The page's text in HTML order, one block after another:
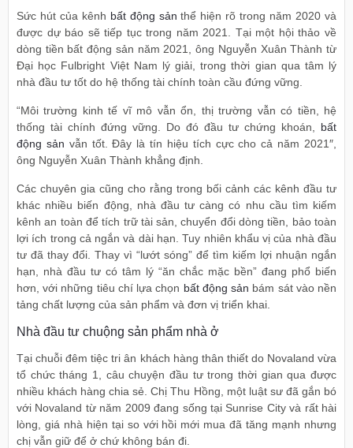
Sức hút của kênh bất động sản thể hiện rõ trong năm 2020 và
được dự báo sẽ tiếp tục trong năm 2021. Tại một hội thảo về
dòng tiền bất động sản năm 2021, ông Nguyễn Xuân Thành từ
Đại học Fulbright Việt Nam lý giải, trong thời gian qua tâm lý
nhà đầu tư tốt do hệ thống tài chính toàn cầu đứng vững.
“Môi trường kinh tế vĩ mô vẫn ổn, thị trường vẫn có tiền, hệ
thống tài chính đứng vững. Do đó đầu tư chứng khoán, bất
động sản vẫn tốt. Đây là tín hiệu tích cực cho cả năm 2021″,
ông Nguyễn Xuân Thành khẳng định.
Các chuyên gia cũng cho rằng trong bối cảnh các kênh đầu tư
khác nhiều biến động, nhà đầu tư càng có nhu cầu tìm kiếm
kênh an toàn để tích trữ tài sản, chuyển đổi dòng tiền, bảo toàn
lợi ích trong cả ngắn và dài hạn. Tuy nhiên khẩu vị của nhà đầu
tư đã thay đổi. Thay vì “lướt sóng” để tìm kiếm lợi nhuận ngắn
hạn, nhà đầu tư có tâm lý “ăn chắc mặc bền” đang phổ biến
hơn, với những tiêu chí lựa chọn bất động sản bám sát vào nền
tảng chất lượng của sản phẩm và đơn vị triển khai.
Nhà đầu tư chuộng sản phẩm nhà ở
Tại chuỗi đêm tiệc tri ân khách hàng thân thiết do Novaland vừa
tổ chức tháng 1, câu chuyện đầu tư trong thời gian qua được
nhiều khách hàng chia sẻ. Chị Thu Hồng, một luật sư đã gắn bó
với Novaland từ năm 2009 đang sống tại Sunrise City và rất hài
lòng, giá nhà hiện tại so với hồi mới mua đã tăng mạnh nhưng
chị vẫn giữ để ở chứ không bán đi.